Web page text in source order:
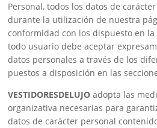
Personal, todos los datos de
durante la utilización de nuestra
conformidad con los dispuesto en
todo usuario debe aceptar
datos personales a través de los
puestos a disposición en las
VESTIDORESDELUJOadopta las
organizativa necesarias para
datos de carácter personal